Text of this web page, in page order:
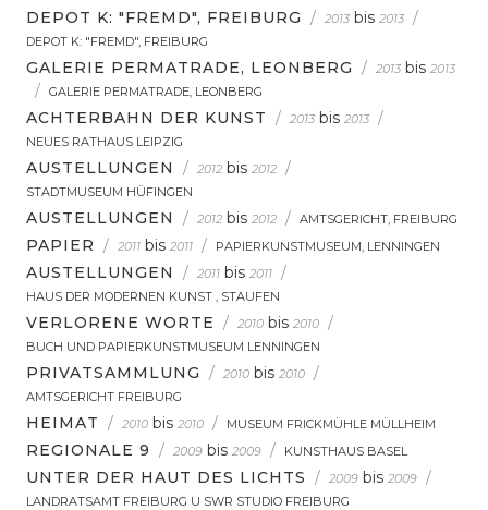
DEPOT K: "FREMD", FREIBURG / 2013 bis 2013 /
DEPOT K: "FREMD", FREIBURG
GALERIE PERMATRADE, LEONBERG / 2013 bis 2013
/ GALERIE PERMATRADE, LEONBERG
ACHTERBAHN DER KUNST / 2013 bis 2013 /
NEUES RATHAUS LEIPZIG
AUSTELLUNGEN / 2012 bis 2012 /
STADTMUSEUM HÜFINGEN
AUSTELLUNGEN / 2012 bis 2012 / AMTSGERICHT, FREIBURG
PAPIER / 2011 bis 2011 / PAPIERKUNSTMUSEUM, LENNINGEN
AUSTELLUNGEN / 2011 bis 2011 /
HAUS DER MODERNEN KUNST , STAUFEN
VERLORENE WORTE / 2010 bis 2010 /
BUCH UND PAPIERKUNSTMUSEUM LENNINGEN
PRIVATSAMMLUNG / 2010 bis 2010 /
AMTSGERICHT FREIBURG
HEIMAT / 2010 bis 2010 / MUSEUM FRICKMÜHLE MÜLLHEIM
REGIONALE 9 / 2009 bis 2009 / KUNSTHAUS BASEL
UNTER DER HAUT DES LICHTS / 2009 bis 2009 /
LANDRATSAMT FREIBURG U SWR STUDIO FREIBURG